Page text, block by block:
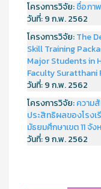
โครงการวิจัย:ชื่อภา
วันที่:9 ก.พ. 2562
โครงการวิจัย:The
Skill Training
Major Students in
Faculty Suratthani
วันที่:9 ก.พ. 2562
โครงการวิจัย:ความ
ประสิทธิผลของโรง
มัธยมศึกษาเขต 11 จั
วันที่:9 ก.พ. 2562